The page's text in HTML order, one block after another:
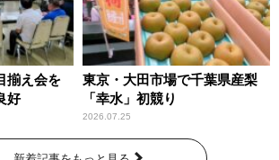
揃え会を
好
東京・大田市場で千葉県産梨
「幸水」初競り
2026.07.25